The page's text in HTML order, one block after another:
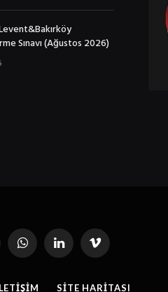
Sınavı (Ağustos 2026)
WhatsAppLinkedin'de
Paylaş
Vimeo
SITE HARITASI